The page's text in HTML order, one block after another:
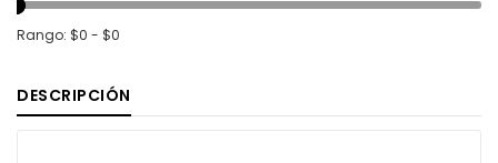
Rango: $0 - $0
DESCRIPCIÓN